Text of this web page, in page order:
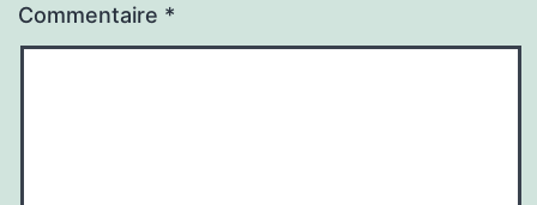
Commentaire *